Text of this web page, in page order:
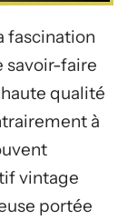
fascination
savoir-faire
qualité
à
vintage
portée